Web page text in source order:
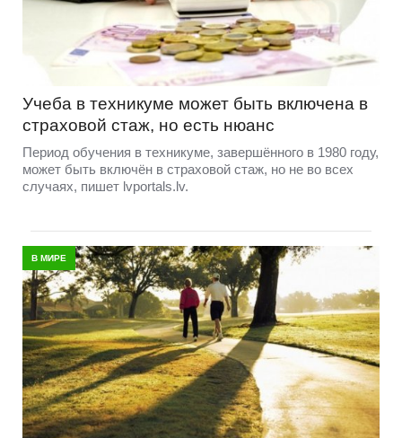
Учеба в техникуме может быть включена в
страховой стаж, но есть нюанс
Период обучения в техникуме, завершённого в 1980 году,
может быть включён в страховой стаж, но не во всех
случаях, пишет lvportals.lv.
В МИРЕ